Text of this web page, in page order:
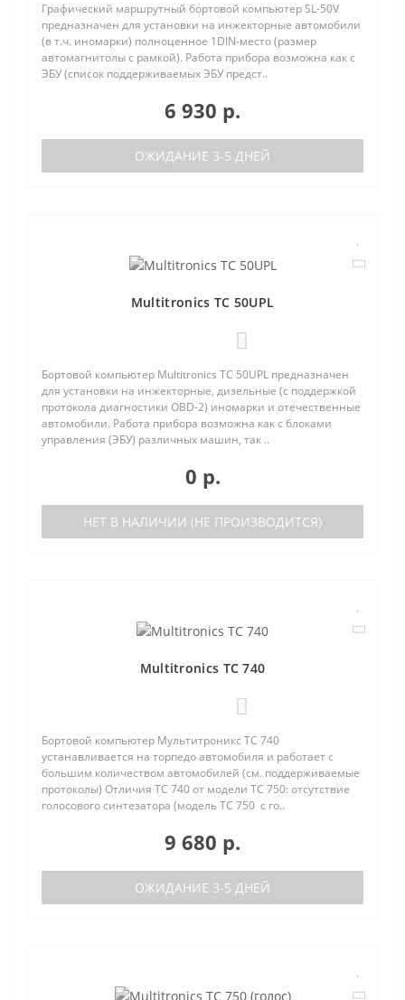
Графический маршрутный бортовой компьютер SL-50V
предназначен для установки на инжекторные автомобили
(в т.ч. иномарки) полноценное 1DIN-место (размер
автомагнитолы с рамкой). Работа прибора возможна как с
ЭБУ (список поддерживаемых ЭБУ предст..
6 930 р.
ОЖИДАНИЕ 3-5 ДНЕЙ
Multitronics TC 50UPL
Бортовой компьютер Multitronics TC 50UPL предназначен
для установки на инжекторные, дизельные (с поддержкой
протокола диагностики OBD-2) иномарки и отечественные
автомобили. Работа прибора возможна как с блоками
управления (ЭБУ) различных машин, так ..
0 р.
НЕТ В НАЛИЧИИ (НЕ ПРОИЗВОДИТСЯ)
Multitronics TC 740
Бортовой компьютер Мультитроникс TC 740
устанавливается на торпедо автомобиля и работает с
большим количеством автомобилей (см. поддерживаемые
протоколы) Отличия TC 740 от модели TC 750: отсутствие
голосового синтезатора (модель TC 750 с го..
9 680 р.
ОЖИДАНИЕ 3-5 ДНЕЙ